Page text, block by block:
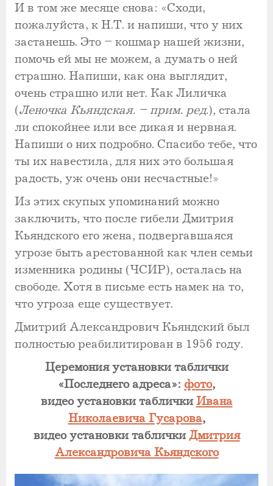
И в том же месяце снова: «Сходи,
пожалуйста, к Н.Т. и напиши, что у них
застанешь. Это – кошмар нашей жизни,
помочь ей мы не можем, а думать о ней
страшно. Напиши, как она выглядит,
очень страшно или нет. Как Лиличка
(Леночка Кьяндская. – прим. ред.), стала
ли спокойнее или все дикая и нервная.
Напиши о них подробно. Спасибо тебе, что
ты их навестила, для них это большая
радость, уж очень они несчастные!»
Из этих скупых упоминаний можно
заключить, что после гибели Дмитрия
Кьяндского его жена, подвергавшаяся
угрозе быть арестованной как член семьи
изменника родины (ЧСИР), осталась на
свободе. Хотя в письме есть намек на то,
что угроза еще существует.
Дмитрий Александрович Кьяндский был
полностью реабилитирован в 1956 году.
Церемония установки таблички
«Последнего адреса»: фото,
видео установки таблички Ивана
Николаевича Гусарова,
видео установки таблички Дмитрия
Александровича Кьяндского